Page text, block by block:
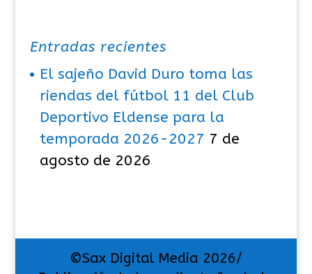
Entradas recientes
El sajeño David Duro toma las
riendas del fútbol 11 del Club
Deportivo Eldense para la
temporada 2026-2027 7 de
agosto de 2026
©Sax Digital Media 2026/